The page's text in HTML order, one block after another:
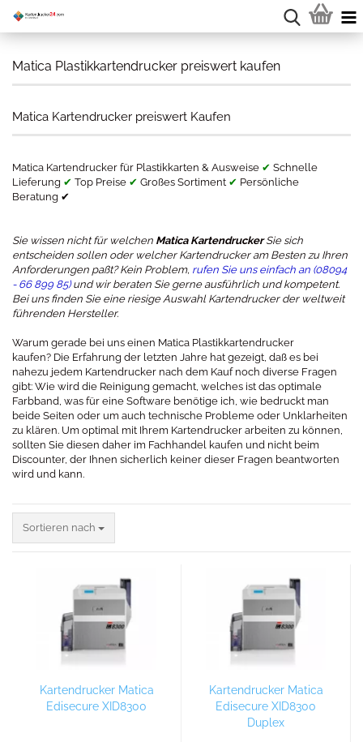
Matica Plastikkartendrucker preiswert kaufen
Matica Kartendrucker preiswert Kaufen
Matica Kartendrucker für Plastikkarten & Ausweise ✔ Schnelle
Lieferung ✔ Top Preise ✔ Großes Sortiment ✔ Persönliche
Beratung ✔
Sie wissen nicht für welchen Matica KartendruckerSie sich
entscheiden sollen oder welcher Kartendrucker am Besten zu Ihren
Anforderungen paßt? Kein Problem, rufen Sie uns einfach an (08094
- 66 899 85)und wir beraten Sie gerne ausführlich und kompetent.
Bei uns finden Sie eine riesige Auswahl Kartendrucker der weltweit
führenden Hersteller.
Warum gerade bei uns einen Matica Plastikkartendrucker
kaufen? Die Erfahrung der letzten Jahre hat gezeigt, daß es bei
nahezu jedem Kartendrucker nach dem Kauf noch diverse Fragen
gibt: Wie wird die Reinigung gemacht, welches ist das optimale
Farbband, was für eine Software benötige ich, wie bedruckt man
beide Seiten oder um auch technische Probleme oder Unklarheiten
zu klären. Um optimal mit Ihrem Kartendrucker arbeiten zu können,
sollten Sie diesen daher im Fachhandel kaufen und nicht beim
Discounter, der Ihnen sicherlich keiner dieser Fragen beantworten
wird und kann.
Sortieren nach
Sortieren nach
Kartendrucker Matica
Edisecure XID8300
Kartendrucker Matica
Edisecure XID8300
Duplex